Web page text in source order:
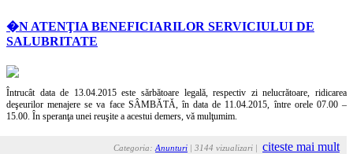
�N ATENŢIA BENEFICIARILOR SERVICIULUI DE
SALUBRITATE
Întrucât data de 13.04.2015 este sărbătoare legală, respectiv zi nelucrătoare, ridicarea
deşeurilor menajere se va face SÂMBĂTĂ, în data de 11.04.2015, între orele 07.00 –
15.00. În speranţa unei reuşite a acestui demers, vă mulţumim.
Categoria: Anunturi | 3144 vizualizari | citeste mai mult